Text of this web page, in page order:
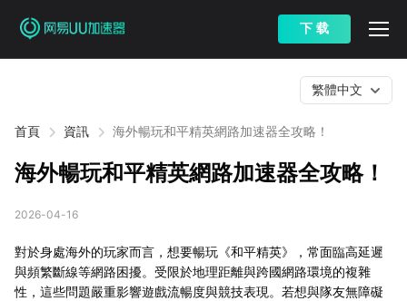
下 载
首頁 資訊 海外暢玩和平精英網路加速器全攻略！
繁體中文
海外暢玩和平精英網路加速器全攻略！
2026-04-16
對於身處海外的玩家而言，想要暢玩《和平精英》，常面臨高延遲
與頻繁斷線等網路困擾。受限於地理距離與跨國網路環境的複雜
性，這些問題嚴重影響遊戲流暢度與競技表現。若想與隊友無障礙